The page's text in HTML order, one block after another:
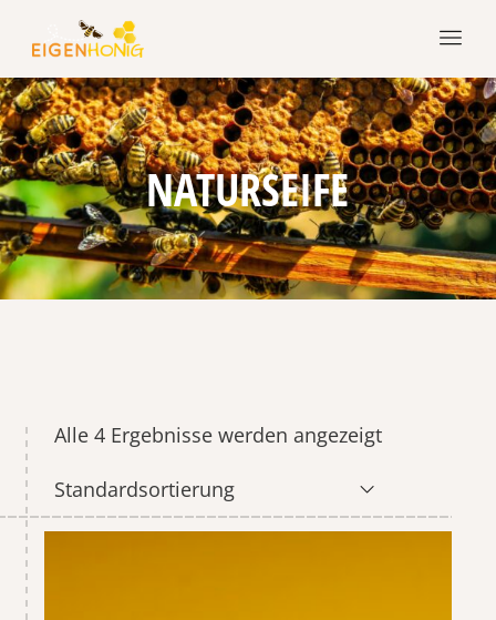
NATURSEIFE
Alle 4 Ergebnisse werden angezeigt
Standardsortierung